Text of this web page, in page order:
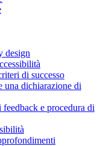
design
di successo
una dichiarazione di
e procedura di